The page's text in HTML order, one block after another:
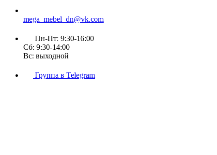
mega_mebel_dn@vk.com
Пн-Пт: 9:30-16:00
Сб: 9:30-14:00
Вс: выходной
Группа в Telegram